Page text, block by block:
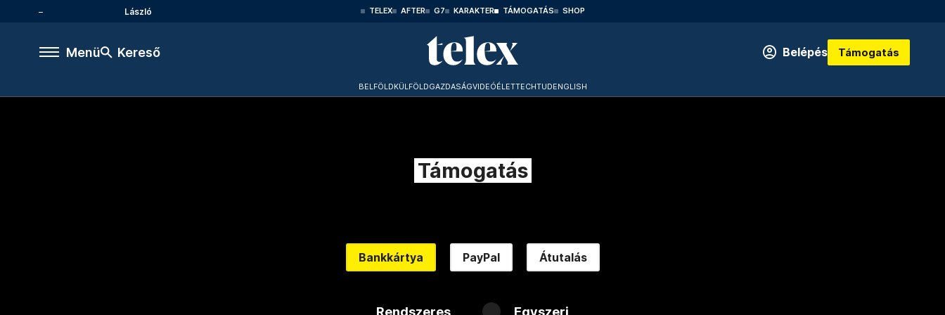
László TELEX AFTER G7 KARAKTER TÁMOGATÁS SHOP
Menü Kereső Belépés Támogatás
BELFÖLDKÜLFÖLDGAZDASÁGVIDEÓÉLETTECHTUDENGLISH
Támogatás
Bankkártya PayPal Átutalás
Rendszeres Egyszeri